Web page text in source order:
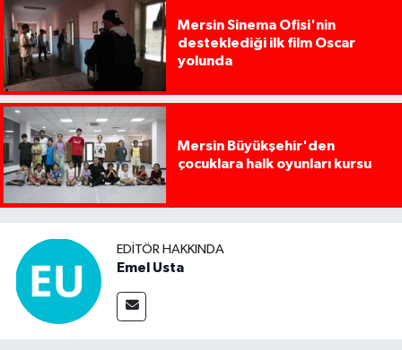
Mersin Sinema Ofisi'nin
desteklediği ilk film Oscar
yolunda
Mersin Büyükşehir'den
çocuklara halk oyunları kursu
EDITÖR HAKKINDA
Emel Usta